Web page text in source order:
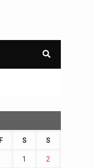
F S S
1 2